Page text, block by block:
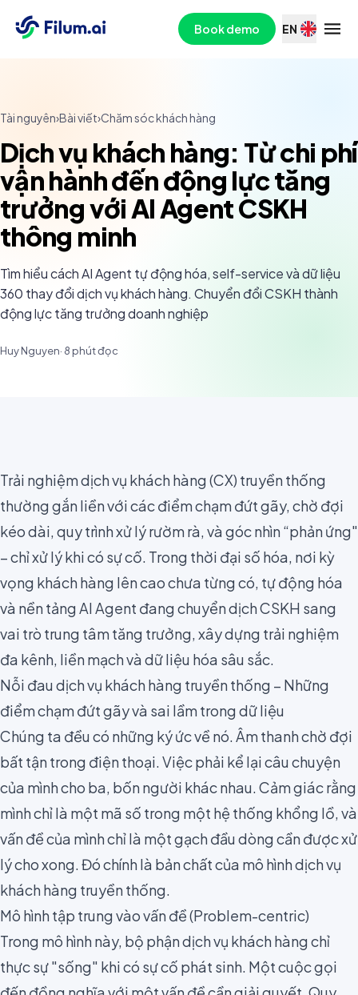
Book demo EN
Tài nguyên›Bài viết›Chăm sóc khách hàng
Dịch vụ khách hàng: Từ chi phí
vận hành đến động lực tăng
trưởng với AI Agent CSKH
thông minh
Tìm hiểu cách AI Agent tự động hóa, self-service và dữ liệu
360 thay đổi dịch vụ khách hàng. Chuyển đổi CSKH thành
động lực tăng trưởng doanh nghiệp
Huy Nguyen· 8 phút đọc
Trải nghiệm dịch vụ khách hàng (CX) truyền thống
thường gắn liền với các điểm chạm đứt gãy, chờ đợi
kéo dài, quy trình xử lý rườm rà, và góc nhìn “phản ứng"
– chỉ xử lý khi có sự cố. Trong thời đại số hóa, nơi kỳ
vọng khách hàng lên cao chưa từng có, tự động hóa
và nền tảng AI Agent đang chuyển dịch CSKH sang
vai trò trung tâm tăng trưởng, xây dựng trải nghiệm
đa kênh, liền mạch và dữ liệu hóa sâu sắc.
Nỗi đau dịch vụ khách hàng truyền thống – Những
điểm chạm đứt gãy và sai lầm trong dữ liệu
Chúng ta đều có những ký ức về nó. Âm thanh chờ đợi
bất tận trong điện thoại. Việc phải kể lại câu chuyện
của mình cho ba, bốn người khác nhau. Cảm giác rằng
mình chỉ là một mã số trong một hệ thống khổng lồ, và
vấn đề của mình chỉ là một gạch đầu dòng cần được xử
lý cho xong. Đó chính là bản chất của mô hình dịch vụ
khách hàng truyền thống.
Mô hình tập trung vào vấn đề (Problem-centric)
Trong mô hình này, bộ phận dịch vụ khách hàng chỉ
thực sự "sống" khi có sự cố phát sinh. Một cuộc gọi